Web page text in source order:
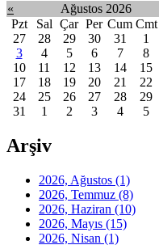
« Ağustos 2026
Pzt
Sal Çar Per Cum Cmt
27
28 29 30 31 1
3
4 5 6 7 8
10
11 12 13 14 15
17
18 19 20 21 22
24
25 26 27 28 29
31
1 2 3 4 5
Arşiv
2026, Ağustos (1)
2026, Temmuz (8)
2026, Haziran (10)
2026, Mayıs (15)
2026, Nisan (1)